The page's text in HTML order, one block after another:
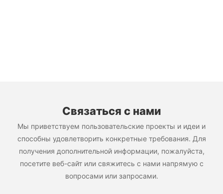
Связаться с нами
Мы приветствуем пользовательские проекты и идеи и
способны удовлетворить конкретные требования. Для
получения дополнительной информации, пожалуйста,
посетите веб-сайт или свяжитесь с нами напрямую с
вопросами или запросами.